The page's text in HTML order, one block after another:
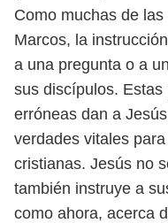
Como muchas de
Marcos, la
a una pregunta o a
sus discípulos.
erróneas dan a
verdades vitales
cristianas. Jesús no
también instruye a
como ahora, acerca